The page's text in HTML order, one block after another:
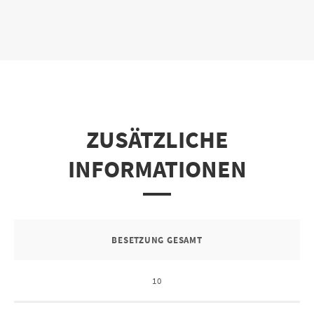
ZUSÄTZLICHE
INFORMATIONEN
BESETZUNG GESAMT
10